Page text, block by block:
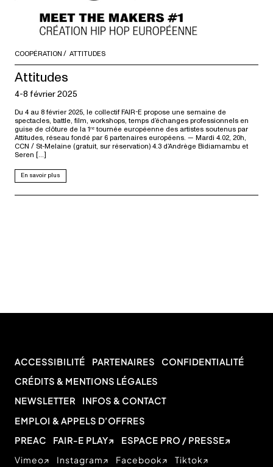
COOPÉRATION ATTITUDES
Attitudes
4-8 février 2025
Du 4 au 8 février 2025, le collectif FAIR-E propose une semaine de
spectacles, battle, film, workshops, temps d’échanges professionnels en
guise de clôture de la 1ʳᵉ tournée européenne des artistes soutenus par
Attitudes, réseau fondé par 6 partenaires européens. — Mardi 4.02, 20h,
CCN / St-Melaine (gratuit, sur réservation) 4.3 d’Andrège Bidiamambu et
Seren […]
En savoir plus
ACCESSIBILITÉ PARTENAIRES
CONFIDENTIALITÉ
CRÉDITS & MENTIONS LÉGALES
NEWSLETTER
INFOS & CONTACT
EMPLOI & APPELS D’OFFRES
PREAC
FAIR-E PLAY
ESPACE PRO / PRESSE
Vimeo
Instagram Facebook Tiktok